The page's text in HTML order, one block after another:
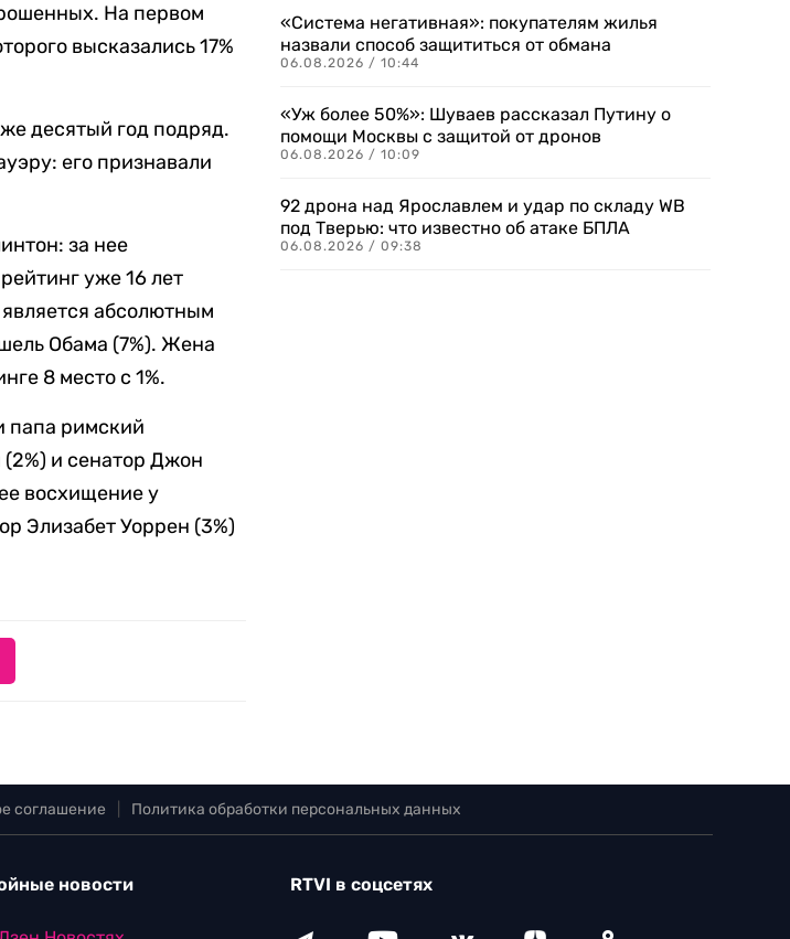
На первом
высказались 17%
десятый год подряд.
его признавали
за нее
уже 16 лет
является абсолютным
Обама (7%). Жена
8 место с 1%.
римский
и сенатор Джон
восхищение у
Элизабет Уоррен (3%)
«Система негативная»: покупателям жилья
назвали способ защититься от обмана
06.08.2026 / 10:44
«Уж более 50%»: Шуваев рассказал Путину о
помощи Москвы с защитой от дронов
06.08.2026 / 10:09
92 дрона над Ярославлем и удар по складу WB
под Тверью: что известно об атаке БПЛА
06.08.2026 / 09:38
соглашение Политика обработки персональных данных
новости RTVI в соцсетях